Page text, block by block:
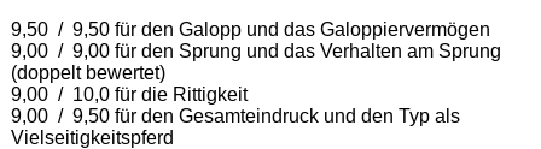
9,50 / 9,50 für den Galopp und das Galoppiervermögen
9,00 / 9,00 für den Sprung und das Verhalten am Sprung
(doppelt bewertet)
9,00 / 10,0 für die Rittigkeit
9,00 / 9,50 für den Gesamteindruck und den Typ als
Vielseitigkeitspferd